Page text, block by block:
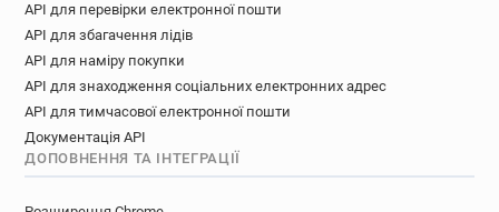
API для перевірки електронної пошти
API для збагачення лідів
API для наміру покупки
API для знаходження соціальних електронних адрес
API для тимчасової електронної пошти
Документація API
ДОПОВНЕННЯ ТА ІНТЕГРАЦІЇ